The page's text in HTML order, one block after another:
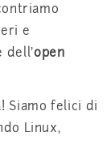
e
dell’open
Siamo felici di
Linux,